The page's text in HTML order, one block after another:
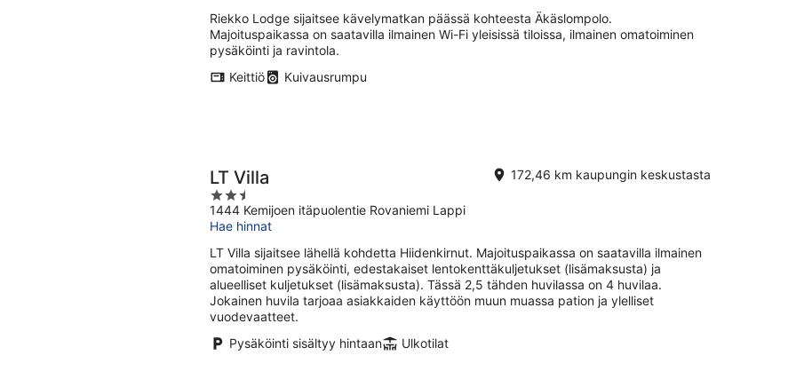
yö
Riekko Lodge sijaitsee kävelymatkan päässä kohteesta Äkäslompolo.
Majoituspaikassa on saatavilla ilmainen Wi-Fi yleisissä tiloissa, ilmainen omatoiminen
pysäköinti ja ravintola.
Keittiö
Kuivausrumpu
LT Villa
2.5
out
of
5
1444 Kemijoen itäpuolentie Rovaniemi Lappi
172,46 km kaupungin keskustasta
Hae hinnat
LT Villa sijaitsee lähellä kohdetta Hiidenkirnut. Majoituspaikassa on saatavilla ilmainen
omatoiminen pysäköinti, edestakaiset lentokenttäkuljetukset (lisämaksusta) ja
alueelliset kuljetukset (lisämaksusta). Tässä 2,5 tähden huvilassa on 4 huvilaa.
Jokainen huvila tarjoaa asiakkaiden käyttöön muun muassa pation ja ylelliset
vuodevaatteet.
Pysäköinti sisältyy hintaan
Ulkotilat